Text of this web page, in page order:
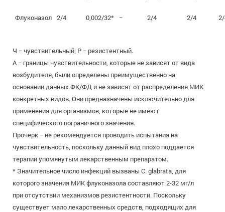
Флуконазол 2/4 0,002/32* − 2/4 2/4
Ч − чувствительный; Р − резистентный.
А − границы чувствительности, которые не зависят от вида
возбудителя, были определены преимущественно на
основании данных ФК/ФД и не зависят от распределения МИК
конкретных видов. Они предназначены исключительно для
применения для организмов, которые не имеют
специфического пограничного значения.
Прочерк − не рекомендуется проводить испытания на
чувствительность, поскольку данный вид плохо поддается
терапии упомянутым лекарственным препаратом.
* Значительное число инфекций вызваны С. glabrata, для
которого значения МИК флуконазола составляют 2-32 мг/л
при отсутствии механизмов резистентности. Поскольку
существует мало лекарственных средств, подходящих для